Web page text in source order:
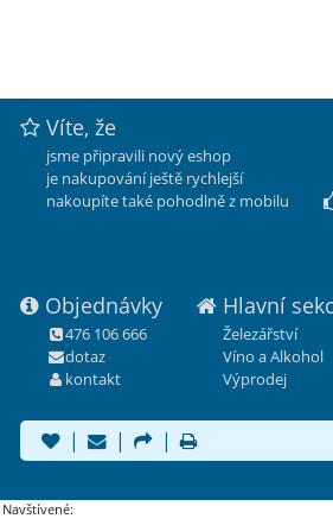
Víte, že
jsme připravili nový eshop
je nakupování ještě rychlejší
nakoupíte také pohodlně z mobilu
Objednávky
476 106 666
dotaz
kontakt
Hlavní
Železářství
Víno a Alkohol
Výprodej
| | |
Navštívené: